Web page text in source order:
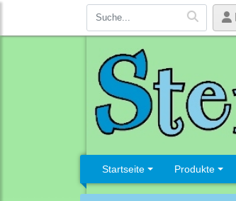
Startseite Produkte